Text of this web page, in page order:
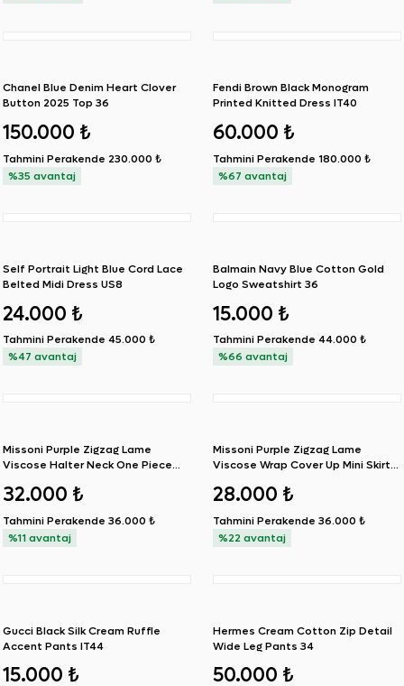
Chanel Blue Denim Heart Clover
Button 2025 Top 36
150.000 ₺
Tahmini Perakende 230.000 ₺
%35 avantaj
Fendi Brown Black Monogram
Printed Knitted Dress IT40
60.000 ₺
Tahmini Perakende 180.000 ₺
%67 avantaj
Self Portrait Light Blue Cord Lace
Belted Midi Dress US8
24.000 ₺
Tahmini Perakende 45.000 ₺
%47 avantaj
Balmain Navy Blue Cotton Gold
Logo Sweatshirt 36
15.000 ₺
Tahmini Perakende 44.000 ₺
%66 avantaj
Missoni Purple Zigzag Lame
Viscose Halter Neck One Piece
32.000 ₺
Tahmini Perakende 36.000 ₺
%11 avantaj
Missoni Purple Zigzag Lame
Viscose Wrap Cover Up Mini Skirt
28.000 ₺
Tahmini Perakende 36.000 ₺
%22 avantaj
Gucci Black Silk Cream Ruffle
Accent Pants IT44
15.000 ₺
Hermes Cream Cotton Zip Detail
Wide Leg Pants 34
50.000 ₺